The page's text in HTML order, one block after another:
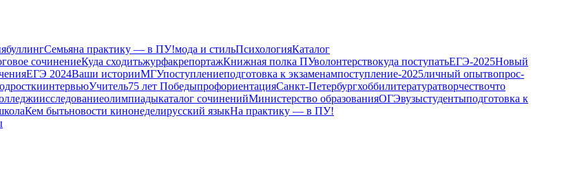
буллингСемьяна практику — в ПУ!мода и стильПсихологияКаталог
сочинениеКуда сходитьжурфакрепортажКнижная полка ПУволонтерствокуда поступатьЕГЭ-2025Новый
ЕГЭ 2024Ваши историиМГУпоступлениеподготовка к экзаменампоступление-2025личный опытвопрос-
интервьюУчитель75 лет ПобедыпрофориентацияСанкт-Петербургхоббилитературатворчествочто
исследованиеолимпиадыкаталог сочиненийМинистерство образованияОГЭвузыстудентыподготовка к
Кем бытьновости кинонеделирусский языкНа практику — в ПУ!